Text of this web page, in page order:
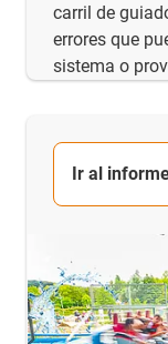
carril de
errores que
sistema o
Ir al